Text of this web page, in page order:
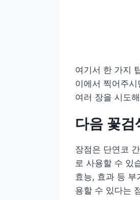
여기서 한 가지
이에서 찍어주
여러 장을 시도
다음 꽃검
장점은 단연코
로 사용할 수 있
효능, 효과 등
용할 수 있다는